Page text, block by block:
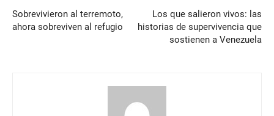
Sobrevivieron al terremoto,
ahora sobreviven al refugio
Los que salieron vivos: las
historias de supervivencia que
sostienen a Venezuela